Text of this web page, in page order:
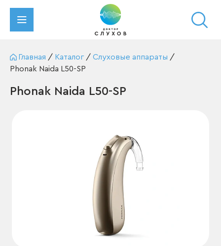
Главная / Каталог / Слуховые аппараты /
Phonak Naida L50-SP
Phonak Naida L50-SP